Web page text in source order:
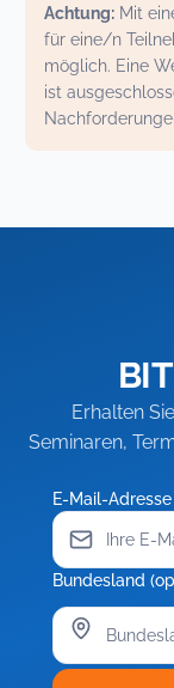
Achtung: Mit
für eine/n
möglich. Eine
ist
Erhalten
Seminaren,
E-Mail-Adresse
Bundesland